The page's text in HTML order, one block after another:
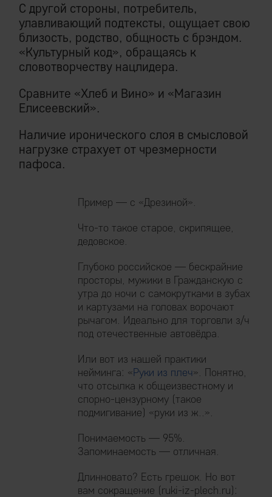
С другой стороны, потребитель,
улавливающий подтексты, ощущает свою
близость, родство, общность с брэндом.
«Культурный код», обращаясь к
словотворчеству нацлидера.
Сравните «Хлеб и Вино» и «Магазин
Елисеевский».
Наличие иронического слоя в смысловой
нагрузке страхует от чрезмерности
пафоса.
Пример — с «Дрезиной».
Что-то такое старое, скрипящее,
дедовское.
Глубоко российское — бескрайние
просторы, мужики в Гражданскую с
утра до ночи с самокрутками в зубах
и картузами на головах ворочают
рычагом. Идеально для торговли з/ч
под отечественные автовёдра.
Или вот из нашей практики
нейминга: «Руки из плеч». Понятно,
что отсылка к общеизвестному и
спорно-цензурному (такое
подмигивание) «руки из ж..».
Понимаемость — 95%.
Запоминаемость — отличная.
Длинновато? Есть грешок. Но вот
вам сокращение (ruki-iz-plech.ru):